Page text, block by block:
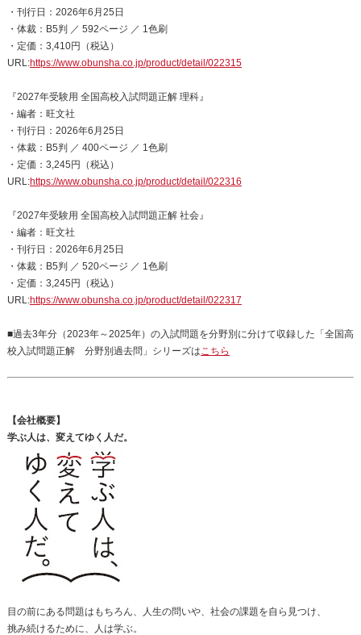
・刊行日：2026年6月25日
・体裁：B5判 ／ 592ページ ／ 1色刷
・定価：3,410円（税込）
URL:https://www.obunsha.co.jp/product/detail/022315
『2027年受験用 全国高校入試問題正解 理科』
・編者：旺文社
・刊行日：2026年6月25日
・体裁：B5判 ／ 400ページ ／ 1色刷
・定価：3,245円（税込）
URL:https://www.obunsha.co.jp/product/detail/022316
『2027年受験用 全国高校入試問題正解 社会』
・編者：旺文社
・刊行日：2026年6月25日
・体裁：B5判 ／ 520ページ ／ 1色刷
・定価：3,245円（税込）
URL:https://www.obunsha.co.jp/product/detail/022317
■過去3年分（2023年～2025年）の入試問題を分野別に分けて収録した「全国高
校入試問題正解 分野別過去問」シリーズは こちら
【会社概要】
学ぶ人は、変えてゆく人だ。
目の前にある問題はもちろん、人生の問いや、社会の課題を自ら見つけ、
挑み続けるために、人は学ぶ。